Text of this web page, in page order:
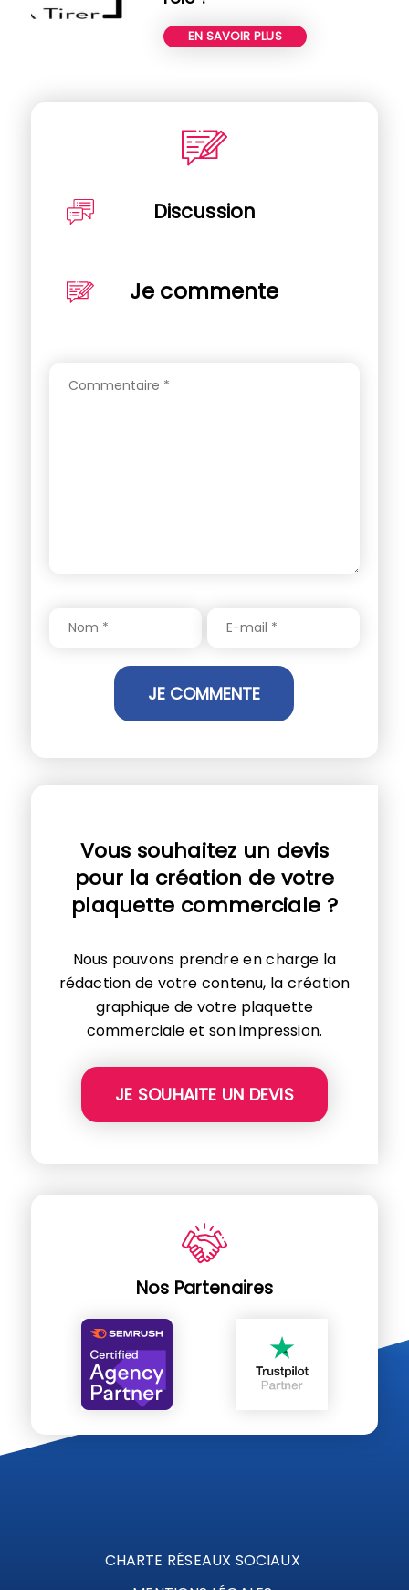
EN SAVOIR PLUS
Discussion
Je commente
Vous souhaitez un devis
pour la création de votre
plaquette commerciale ?
Nous pouvons prendre en charge la
rédaction de votre contenu, la création
graphique de votre plaquette
commerciale et son impression.
JE SOUHAITE UN DEVIS
Nos Partenaires
CHARTE RÉSEAUX SOCIAUX